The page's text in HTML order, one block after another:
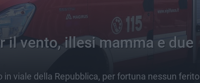
il vento, illesi mamma e due
in viale della Repubblica, per fortuna nessun ferito